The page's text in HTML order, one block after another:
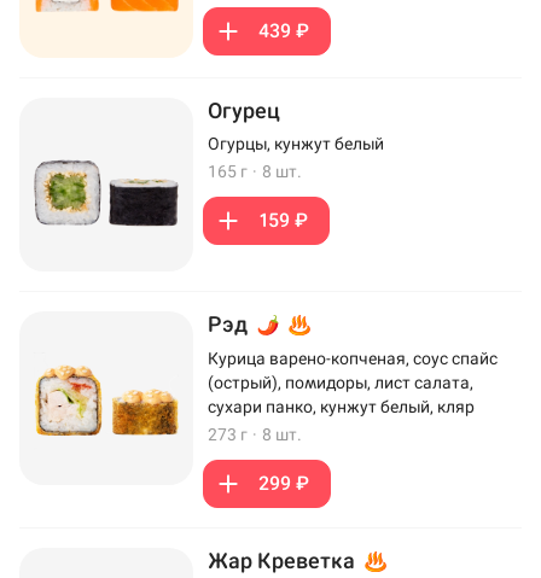
439 ₽
Огурец
Огурцы, кунжут белый
165 г · 8 шт.
159 ₽
Рэд
Курица варено-копченая, соус спайс
(острый), помидоры, лист салата,
сухари панко, кунжут белый, кляр
273 г · 8 шт.
299 ₽
Жар Креветка